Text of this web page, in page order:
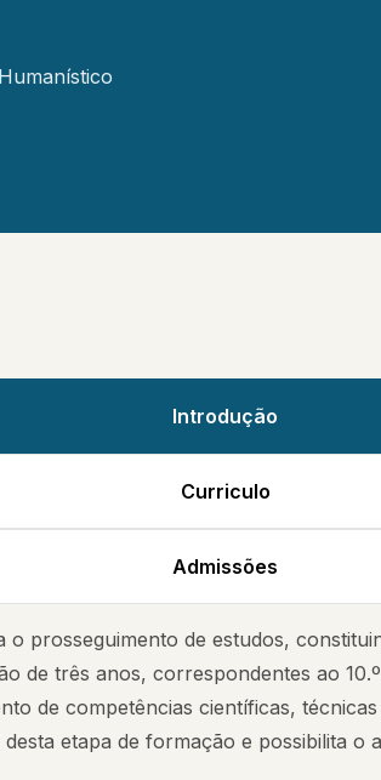
Introdução
Curriculo
Admissões
prosseguimento de estudos,
três anos, correspondentes ao
de competências científicas,
etapa de formação e possibilita o